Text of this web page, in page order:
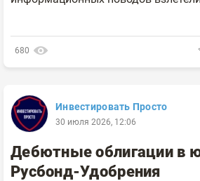
680
Инвестировать Просто
30 июля 2026, 12:06
Дебютные облигации в
Русбонд-Удобрения